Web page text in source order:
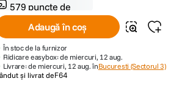
579 puncte de
Adaugă în coș
În stoc de la furnizor
Ridicare easybox: de miercuri, 12 aug.
Livrare: de miercuri, 12 aug. înBucuresti (Sectorul 3)
și livrat deF64